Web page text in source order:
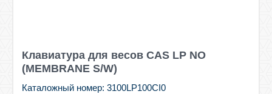
Клавиатура для весов CAS LP NO
(MEMBRANE S/W)
Каталожный номер: 3100LP100CI0